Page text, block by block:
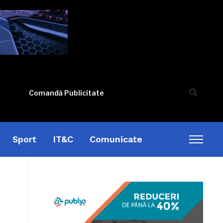
Comandă Publicitate
Sport IT&C Comunicate